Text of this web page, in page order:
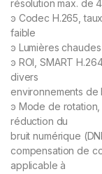
résolution max. de
ͽ Codec H.265,
faible
ͽ Lumières
ͽ ROI, SMART
divers
environnements
ͽ Mode de
réduction du
bruit numérique
compensation de
applicable à